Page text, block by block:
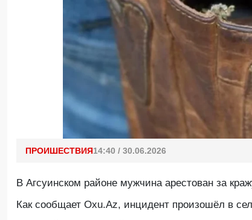
ПРОИШЕСТВИЯ14:40 / 30.06.2026
В Агсуинском районе мужчина арестован за
Как сообщает Oxu.Az, инцидент произошёл в